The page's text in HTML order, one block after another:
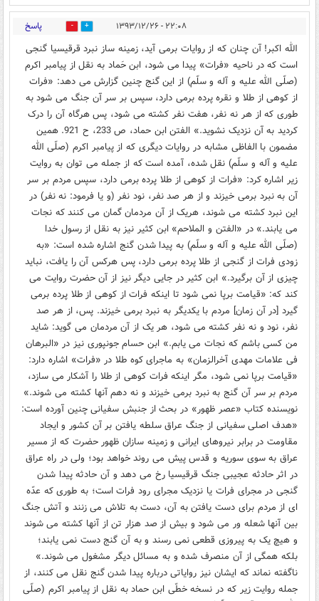
۲۲:۰۸ - ۱۳۹۳/۱۲/۲۶ 4 پاسخ
الله اکبر! آن چنان که از روایات برمی آید، زمینه ساز نبرد قرقیسیا گنجی
است که در ناحیه «فرات» پیدا می شود، ابن حَماد به نقل از پیامبر اکرم
(صلّی الله علیه و آله و سلّم) از این گنج چنین گزارش می دهد: «فرات
از کوهی از طلا و نقره پرده برمی دارد، سپس بر سر آن جنگ می شود به
طوری که از هر نه نفر، هفت نفر کشته می شود، پس هرگاه آن را درک
کردید به آن نزدیک نشوید.» الفتن ابن حماد، ص 233، ح 921. همین
مضمون با الفاظی مشابه در روایات دیگری که از پیامبر اکرم (صلّی الله
علیه و آله و سلّم) نقل شده، آمده است که از جمله می توان به روایت
زیر اشاره کرد: «فرات از کوهی از طلا پرده برمی دارد، سپس مردم بر سر
آن به نبرد برمی خیزند و از هر صد نفر، نود نفر (و یا فرمود: نه نفر) در
این نبرد کشته می شوند، هریک از آن مردمان گمان می کنند که نجات
می یابند.» در «الفتن و الملاحم» ابن کثیر نیز به نقل از رسول خدا
(صلّی الله علیه و آله و سلّم) به پیدا شدن گنج اشاره شده است: «به
زودی فرات از گنجی از طلا پرده برمی دارد، پس هرکس آن را یافت، نباید
چیزی از آن برگیرد.» ابن کثیر در جایی دیگر نیز از آن حضرت روایت می
کند که: «قیامت برپا نمی شود تا اینکه فرات از کوهی از طلا پرده برمی
گیرد [در آن زمان] مردم با یکدیگر به نبرد برمی خیزند. پس، از هر صد
نفر، نود و نه نفر کشته می شود، هر یک از آن مردمان می گوید: شاید
من کسی باشم که نجات می یابم.» ابن حسام جونپوری نیز در «البرهان
فی علامات مهدی آخرالزمان» به ماجرای کوه طلا در «فرات» اشاره دارد:
«قیامت برپا نمی شود، مگر اینکه فرات کوهی از طلا را ‌آشکار می سازد،
مردم بر سر آن گنج به نبرد برمی خیزند و نه دهم آنها کشته می شوند.»
نویسنده کتاب «عصر ظهور» در بحث از جنبش سفیانی چنین آورده است:
«هدف اصلی سفیانی از جنگ عراق سلطه یافتن بر آن کشور و ایجاد
مقاومت در برابر نیروهای ایرانی و زمینه سازان ظهور حضرت که از مسیر
عراق به سوی سوریه و قدس پیش می روند خواهد بود؛ ولی در راه عراق
در اثر حادثه عجیبی جنگ قرقیسیا رخ می دهد و آن حادثه پیدا شدن
گنجی در مجرای فرات یا نزدیک مجرای رود فرات است؛ به طوری که عدّه
ای از مردم برای دست یافتن به آن، دست به تلاش می زنند و آتش جنگ
بین آنها شعله ور می شود و بیش از صد هزار تن از آنها کشته می شوند
و هیچ یک به پیروزی قطعی نمی رسند و به آن گنج دست نمی یابند؛
بلکه همگی از آن منصرف شده و به مسائل دیگر مشغول می شوند.»
ناگفته نماند که ایشان نیز روایاتی درباره پیدا شدن گنج نقل می کنند، از
جمله روایت زیر که در نسخه خطّی ابن حماد به نقل از پیامبر اکرم (صلّی